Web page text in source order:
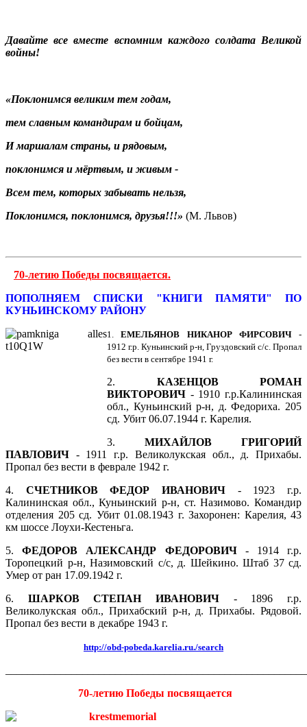
Давайте все вместе вспомним каждого солдата Великой
войны!
«Поклонимся великим тем годам,
тем славным командирам и бойцам,
И маршалам страны, и рядовым,
поклонимся и мёртвым, и живым -
Всем тем, которых забывать нельзя,
Поклонимся, поклонимся, друзья!!!» (М. Львов)
70-летию Победы посвящается.
ПОПОЛНЯЕМ СПИСКИ "КНИГИ ПАМЯТИ" ПО
КУНЬИНСКОМУ РАЙОНУ
1.ЕМЕЛЬЯНОВ НИКАНОР ФИРСОВИЧ-
1912 г.р. Куньинский р-н, Груздовский с/с. Пропал
без вести в сентябре 1941 г.
2. КАЗЕНЦОВ РОМАН
ВИКТОРОВИЧ - 1910 г.р.Калининская
обл., Куньинский р-н, д. Федориха. 205
сд. Убит 06.07.1944 г. Карелия.
3. МИХАЙЛОВ ГРИГОРИЙ
ПАВЛОВИЧ - 1911 г.р. Великолукская обл., д. Прихабы.
Пропал без вести в феврале 1942 г.
4. СЧЕТНИКОВ ФЕДОР ИВАНОВИЧ - 1923 г.р.
Калининская обл., Куньинский р-н, ст. Назимово. Командир
отделения 205 сд. Убит 01.08.1943 г. Захоронен: Карелия, 43
км шоссе Лоухи-Кестеньга.
5.ФЕДОРОВ АЛЕКСАНДР ФЕДОРОВИЧ- 1914 г.р.
Торопецкий р-н, Назимовский с/с, д. Шейкино. Штаб 37 сд.
Умер от ран 17.09.1942 г.
6. ШАРКОВ СТЕПАН ИВАНОВИЧ - 1896 г.р.
Великолукская обл., Прихабский р-н, д. Прихабы. Рядовой.
Пропал без вести в декабре 1943 г.
http://obd-pobeda.karelia.ru./search
70-летию Победы посвящается